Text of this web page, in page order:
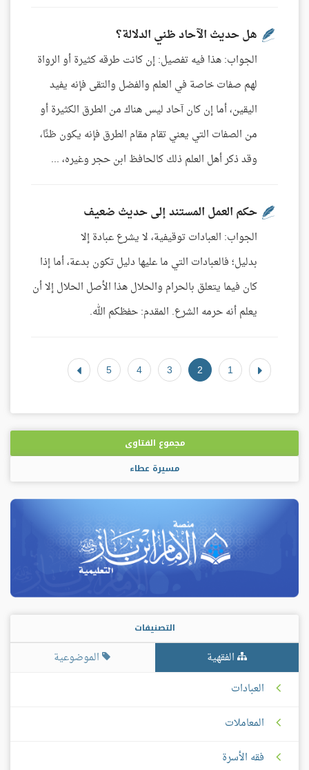
هل حديث الآحاد ظني الدلالة؟
الجواب: هذا فيه تفصيل: إن كانت طرقه كثيرة أو الرواة
لهم صفات خاصة في العلم والفضل والتقى فإنه يفيد
اليقين، أما إن كان آحاد ليس هناك من الطرق الكثيرة أو
من الصفات التي يعني تقام مقام الطرق فإنه يكون ظنًا،
وقد ذكر أهل العلم ذلك كالحافظ ابن حجر وغيره، ...
حكم العمل المستند إلى حديث ضعيف
الجواب: العبادات توقيفية، لا يشرع عبادة إلا
بدليل؛ فالعبادات التي ما عليها دليل تكون بدعة، أما إذا
كان فيما يتعلق بالحرام والحلال هذا الأصل الحلال إلا أن
يعلم أنه حرمه الشرع. المقدم: حفظكم الله.
1
2
3
4
5
مجموع الفتاوى
مسيرة عطاء
التصنيفات
الفقهية
الموضوعية
العبادات
المعاملات
فقه الأسرة